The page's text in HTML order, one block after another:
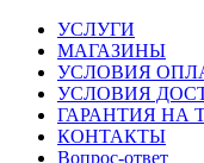
УСЛУГИ
МАГАЗИНЫ
УСЛОВИЯ
УСЛОВИЯ
ГАРАНТИЯ НА
КОНТАКТЫ
Вопрос-ответ